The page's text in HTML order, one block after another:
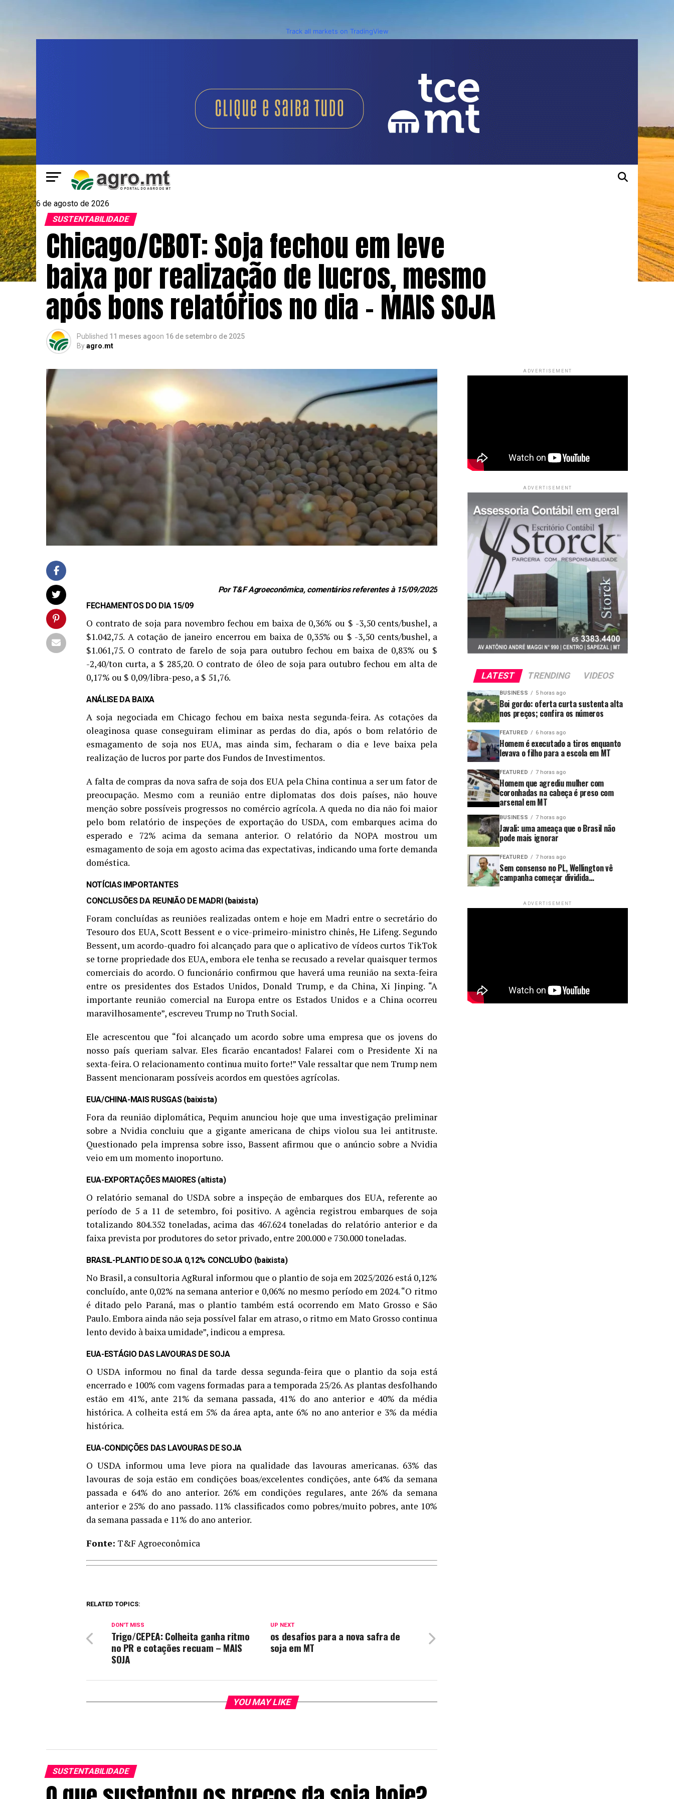
Track all markets on TradingView
6 de agosto de 2026
SUSTENTABILIDADE
Chicago/CBOT: Soja fechou em leve
baixa por realização de lucros, mesmo
após bons relatórios no dia – MAIS SOJA
Published 11 meses agoon 16 de setembro de 2025
Byagro.mt
Por T&F Agroeconômica, comentários referentes à 15/09/2025
FECHAMENTOS DO DIA 15/09
O contrato de soja para novembro fechou em baixa de 0,36% ou $ -3,50 cents/bushel, a
$1.042,75. A cotação de janeiro encerrou em baixa de 0,35% ou $ -3,50 cents/bushel, a
$1.061,75. O contrato de farelo de soja para outubro fechou em baixa de 0,83% ou $
-2,40/ton curta, a $ 285,20. O contrato de óleo de soja para outubro fechou em alta de
0,17% ou $ 0,09/libra-peso, a $ 51,76.
ANÁLISE DA BAIXA
A soja negociada em Chicago fechou em baixa nesta segunda-feira. As cotações da
oleaginosa quase conseguiram eliminar as perdas do dia, após o bom relatório de
esmagamento de soja nos EUA, mas ainda sim, fecharam o dia e leve baixa pela
realização de lucros por parte dos Fundos de Investimentos.
A falta de compras da nova safra de soja dos EUA pela China continua a ser um fator de
preocupação. Mesmo com a reunião entre diplomatas dos dois países, não houve
menção sobre possíveis progressos no comércio agrícola. A queda no dia não foi maior
pelo bom relatório de inspeções de exportação do USDA, com embarques acima do
esperado e 72% acima da semana anterior. O relatório da NOPA mostrou um
esmagamento de soja em agosto acima das expectativas, indicando uma forte demanda
doméstica.
NOTÍCIAS IMPORTANTES
CONCLUSÕES DA REUNIÃO DE MADRI (baixista)
Foram concluídas as reuniões realizadas ontem e hoje em Madri entre o secretário do
Tesouro dos EUA, Scott Bessent e o vice-primeiro-ministro chinês, He Lifeng. Segundo
Bessent, um acordo-quadro foi alcançado para que o aplicativo de vídeos curtos TikTok
se torne propriedade dos EUA, embora ele tenha se recusado a revelar quaisquer termos
comerciais do acordo. O funcionário confirmou que haverá uma reunião na sexta-feira
entre os presidentes dos Estados Unidos, Donald Trump, e da China, Xi Jinping. “A
importante reunião comercial na Europa entre os Estados Unidos e a China ocorreu
maravilhosamente”, escreveu Trump no Truth Social.
Ele acrescentou que “foi alcançado um acordo sobre uma empresa que os jovens do
nosso país queriam salvar. Eles ficarão encantados! Falarei com o Presidente Xi na
sexta-feira. O relacionamento continua muito forte!” Vale ressaltar que nem Trump nem
Bassent mencionaram possíveis acordos em questões agrícolas.
EUA/CHINA-MAIS RUSGAS (baixista)
Fora da reunião diplomática, Pequim anunciou hoje que uma investigação preliminar
sobre a Nvidia concluiu que a gigante americana de chips violou sua lei antitruste.
Questionado pela imprensa sobre isso, Bassent afirmou que o anúncio sobre a Nvidia
veio em um momento inoportuno.
EUA-EXPORTAÇÕES MAIORES (altista)
O relatório semanal do USDA sobre a inspeção de embarques dos EUA, referente ao
período de 5 a 11 de setembro, foi positivo. A agência registrou embarques de soja
totalizando 804.352 toneladas, acima das 467.624 toneladas do relatório anterior e da
faixa prevista por produtores do setor privado, entre 200.000 e 730.000 toneladas.
BRASIL-PLANTIO DE SOJA 0,12% CONCLUÍDO (baixista)
No Brasil, a consultoria AgRural informou que o plantio de soja em 2025/2026 está 0,12%
concluído, ante 0,02% na semana anterior e 0,06% no mesmo período em 2024. “O ritmo
é ditado pelo Paraná, mas o plantio também está ocorrendo em Mato Grosso e São
Paulo. Embora ainda não seja possível falar em atraso, o ritmo em Mato Grosso continua
lento devido à baixa umidade”, indicou a empresa.
EUA-ESTÁGIO DAS LAVOURAS DE SOJA
O USDA informou no final da tarde dessa segunda-feira que o plantio da soja está
encerrado e 100% com vagens formadas para a temporada 25/26. As plantas desfolhando
estão em 41%, ante 21% da semana passada, 41% do ano anterior e 40% da média
histórica. A colheita está em 5% da área apta, ante 6% no ano anterior e 3% da média
histórica.
EUA-CONDIÇÕES DAS LAVOURAS DE SOJA
O USDA informou uma leve piora na qualidade das lavouras americanas. 63% das
lavouras de soja estão em condições boas/excelentes condições, ante 64% da semana
passada e 64% do ano anterior. 26% em condições regulares, ante 26% da semana
anterior e 25% do ano passado. 11% classificados como pobres/muito pobres, ante 10%
da semana passada e 11% do ano anterior.
Fonte: T&F Agroeconômica
RELATED TOPICS:
UP NEXT
os desafios para a nova safra de
soja em MT
DON'T MISS
Trigo/CEPEA: Colheita ganha ritmo
no PR e cotações recuam – MAIS
SOJA
YOU MAY LIKE
SUSTENTABILIDADE
ADVERTISEMENT
ADVERTISEMENT
LATEST TRENDING VIDEOS
BUSINESS 5 horas ago
Boi gordo: oferta curta sustenta alta
nos preços; confira os números
FEATURED 6 horas ago
Homem é executado a tiros enquanto
levava o filho para a escola em MT
FEATURED 7 horas ago
Homem que agrediu mulher com
coronhadas na cabeça é preso com
arsenal em MT
BUSINESS 7 horas ago
Javali: uma ameaça que o Brasil não
pode mais ignorar
FEATURED 7 horas ago
Sem consenso no PL, Wellington vê
campanha começar dividida…
ADVERTISEMENT